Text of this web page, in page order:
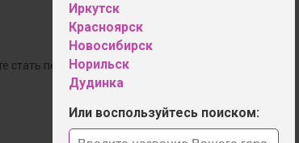
Иркутск
Красноярск
Новосибирск
Норильск
Дудинка
Или воспользуйтесь поиском:
стать первым!
Оставить отзыв